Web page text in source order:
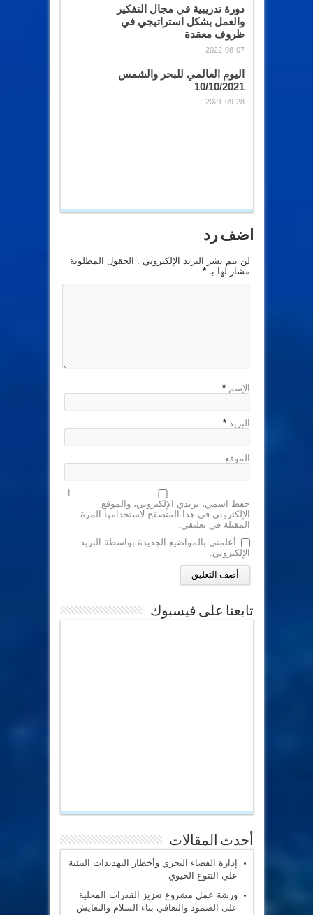
دورة تدريبية في مجال التفكير
والعمل بشكل استراتيجي في
ظروف معقدة
2022-08-07
اليوم العالمي للبحر والشمس
10/10/2021
2021-09-28
اضف رد
لن يتم نشر البريد الإلكتروني . الحقول المطلوبة
مشار لها بـ*
الإسم *
البريد *
الموقع
ا
حفظ اسمي، بريدي الإلكتروني، والموقع
الإلكتروني في هذا المتصفح لاستخدامها المرة
المقبلة في تعليقي.
أعلمني بالمواضيع الجديدة بواسطة البريد
الإلكتروني.
تابعنا على فيسبوك
أحدث المقالات
إدارة الفضاء البحري وأخطار التهديدات البيئية
علي التنوع الحيوي
ورشة عمل مشروع تعزيز القدرات المحلية
على الصمود والتعافي بناء السلام والتعايش